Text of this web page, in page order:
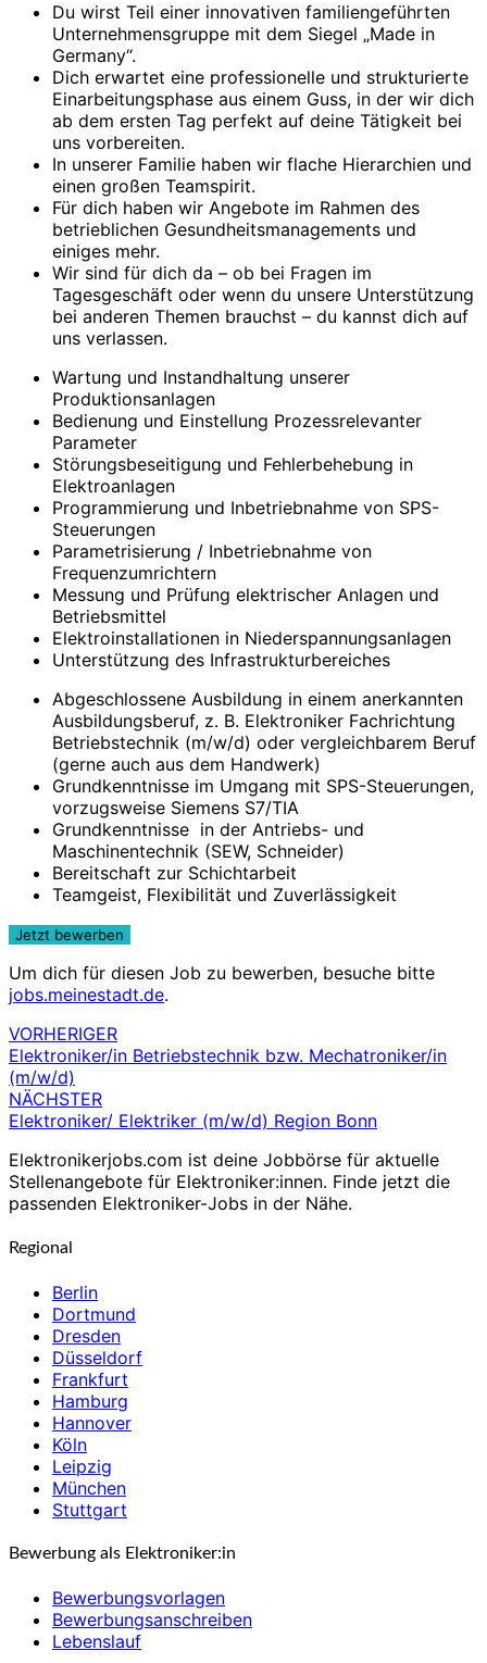
Du wirst Teil einer innovativen familiengeführten
Unternehmensgruppe mit dem Siegel „Made in
Germany“.
Dich erwartet eine professionelle und strukturierte
Einarbeitungsphase aus einem Guss, in der wir dich
ab dem ersten Tag perfekt auf deine Tätigkeit bei
uns vorbereiten.
In unserer Familie haben wir flache Hierarchien und
einen großen Teamspirit.
Für dich haben wir Angebote im Rahmen des
betrieblichen Gesundheitsmanagements und
einiges mehr.
Wir sind für dich da – ob bei Fragen im
Tagesgeschäft oder wenn du unsere Unterstützung
bei anderen Themen brauchst – du kannst dich auf
uns verlassen.
Wartung und Instandhaltung unserer
Produktionsanlagen
Bedienung und Einstellung Prozessrelevanter
Parameter
Störungsbeseitigung und Fehlerbehebung in
Elektroanlagen
Programmierung und Inbetriebnahme von SPS-
Steuerungen
Parametrisierung / Inbetriebnahme von
Frequenzumrichtern
Messung und Prüfung elektrischer Anlagen und
Betriebsmittel
Elektroinstallationen in Niederspannungsanlagen
Unterstützung des Infrastrukturbereiches
Abgeschlossene Ausbildung in einem anerkannten
Ausbildungsberuf, z. B. Elektroniker Fachrichtung
Betriebstechnik (m/w/d) oder vergleichbarem Beruf
(gerne auch aus dem Handwerk)
Grundkenntnisse im Umgang mit SPS-Steuerungen,
vorzugsweise Siemens S7/TIA
Grundkenntnisse in der Antriebs- und
Maschinentechnik (SEW, Schneider)
Bereitschaft zur Schichtarbeit
Teamgeist, Flexibilität und Zuverlässigkeit
Um dich für diesen Job zu bewerben, besuche bitte
jobs.meinestadt.de.
Beitragsnavigation
VORHERIGER
Elektroniker/in Betriebstechnik bzw. Mechatroniker/in
(m/w/d)
NÄCHSTER
Elektroniker/ Elektriker (m/w/d) Region Bonn
Elektronikerjobs.com ist deine Jobbörse für aktuelle
Stellenangebote für Elektroniker:innen. Finde jetzt die
passenden Elektroniker-Jobs in der Nähe.
Regional
Berlin
Dortmund
Dresden
Düsseldorf
Frankfurt
Hamburg
Hannover
Köln
Leipzig
München
Stuttgart
Bewerbung als Elektroniker:in
Bewerbungsvorlagen
Bewerbungsanschreiben
Lebenslauf